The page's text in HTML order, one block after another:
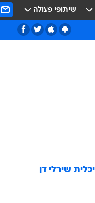
שיתופי פעולה
שירלי דן